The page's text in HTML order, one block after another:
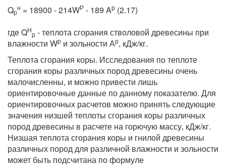
Qр
н = 18900 - 214WР - 189 Aр (2.17)
где QH
p - теплота сгорания стволовой древесины при
влажности Wp и зольности Ар, кДж/кг.
Теплота сгорания коры. Исследования по теплоте
сгорания коры различных пород древесины очень
малочисленны, и можно привести лишь
ориентировочные данные по данному показателю. Для
ориентировочных расчетов можно принять следующие
значения низшей теплоты сгорания коры различных
пород древесины в расчете на горючую массу, кДж/кг.
Низшая теплота сгорания коры и гнилой древесины
различных пород для различной влажности и зольности
может быть подсчитана по формуле